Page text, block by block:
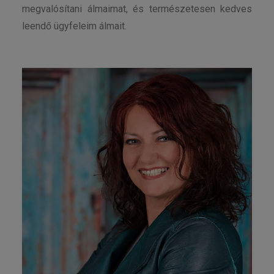
megvalósítani álmaimat, és természetesen kedves
leendő ügyfeleim álmait.